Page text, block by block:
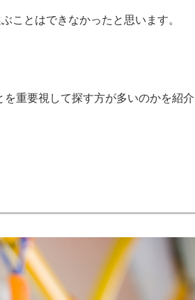
ことはできなかったと思います。
重要視して探す方が多いのかを紹